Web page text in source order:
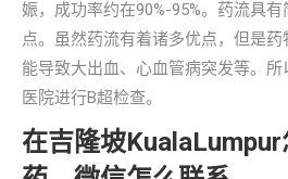
娠，成功率约在90%-95%。药流具
点。虽然药流有着诸多优点，但是
能导致大出血、心血管病突发等。
医院进行B超检查。
在吉隆坡